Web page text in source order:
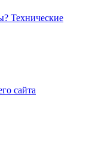
Технические
сайта